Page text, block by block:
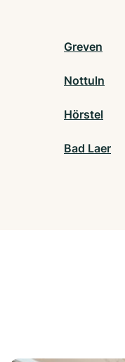
Greven
Nottuln
Hörstel
Bad Laer